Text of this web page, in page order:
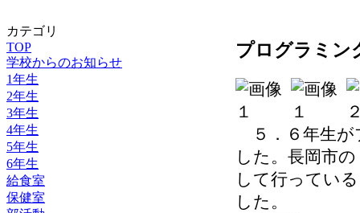
カテゴリ
TOP
学校からのお知らせ
1年生
2年生
3年生
4年生
5年生
6年生
給食室
保健室
プログラミン
５．６年生が
した。長岡市
して行ってい
した。